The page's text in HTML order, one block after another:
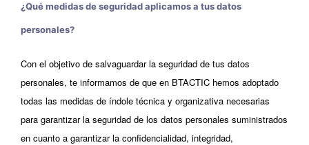
¿Qué medidas de seguridad aplicamos a tus datos
personales?
Con el objetivo de salvaguardar la seguridad de tus datos
personales, te informamos de que en BTACTIC hemos adoptado
todas las medidas de índole técnica y organizativa necesarias
para garantizar la seguridad de los datos personales suministrados
en cuanto a garantizar la confidencialidad, integridad,